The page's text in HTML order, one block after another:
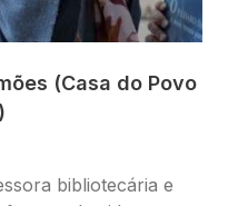
(Casa do Povo
bibliotecária e